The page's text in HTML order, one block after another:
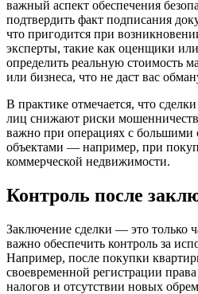
важный аспект обеспечения
подтвердить факт подписания
что пригодится при
эксперты, такие как оценщики
определить реальную стоимость
или бизнеса, что не даст вас
В практике отмечается, что
лиц снижают риски
важно при операциях с
объектами — например, при
коммерческой недвижимости.
Контроль после
Заключение сделки — это только
важно обеспечить контроль за
Например, после покупки
своевременной регистрации
налогов и отсутствии новых